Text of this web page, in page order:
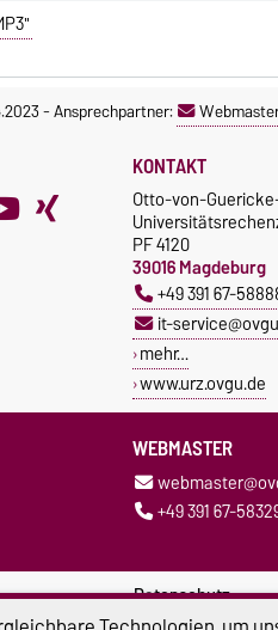
-Ansprechpartner:
KONTAKT
Otto-von-
PF 4120
39016 Magdeburg
+49 391 67-
it-
mehr…
www.urz.ovgu.de
WEBMASTER
+49 391 67-
Datenschutz